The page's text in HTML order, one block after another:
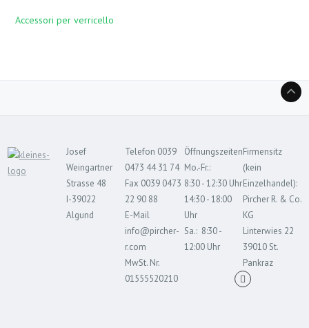
Accessori per verricello
Josef
Weingartner
Strasse 48
I-39022
Algund
Telefon 0039
0473 44 31 74
Fax 0039 0473
22 90 88
E-Mail
info@pircher-
r.com
MwSt. Nr.
01555520210
Öffnungszeiten
Mo.-Fr.:
8:30 - 12:30 Uhr
14:30 - 18:00
Uhr
Sa.: 8:30 -
12:00 Uhr
Firmensitz
(kein
Einzelhandel):
Pircher R. & Co.
KG
Linterwies 22
39010 St.
Pankraz